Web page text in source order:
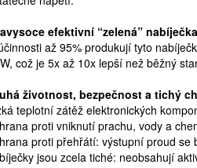
vysoce efektivní “zelená”
až 95% produkují tyto
což je 5x až 10x lepší než běžný
životnost, bezpečnost a tichý
teplotní zátěž elektronických
proti vniknutí prachu, vody a
proti přehřátí: výstupní proud se
jsou zcela tiché: neobsahují